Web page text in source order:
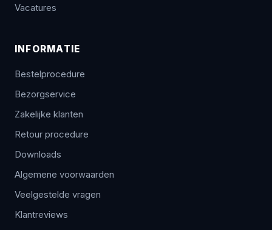
Vacatures
INFORMATIE
Bestelprocedure
Bezorgservice
Zakelijke klanten
Retour procedure
Downloads
Algemene voorwaarden
Veelgestelde vragen
Klantreviews